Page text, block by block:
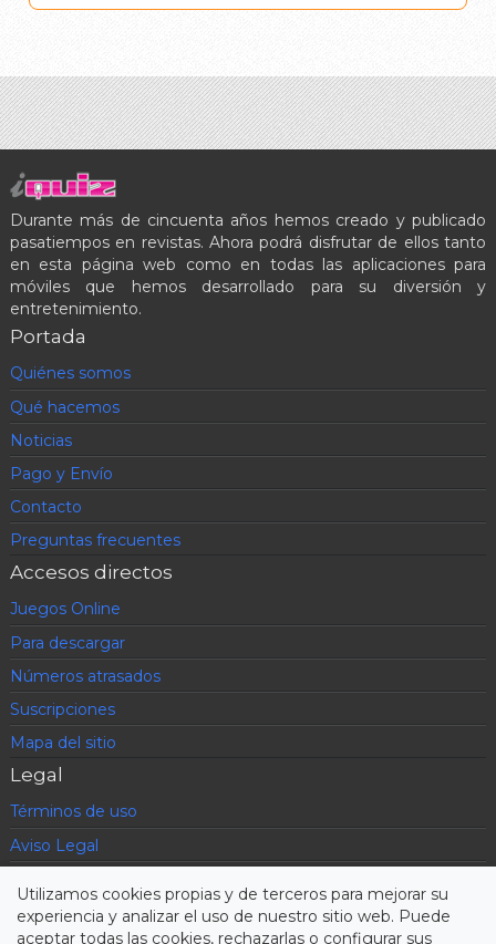
Durante más de cincuenta años hemos creado y publicado
pasatiempos en revistas. Ahora podrá disfrutar de ellos tanto
en esta página web como en todas las aplicaciones para
móviles que hemos desarrollado para su diversión y
entretenimiento.
Portada
Quiénes somos
Qué hacemos
Noticias
Pago y Envío
Contacto
Preguntas frecuentes
Accesos directos
Juegos Online
Para descargar
Números atrasados
Suscripciones
Mapa del sitio
Legal
Términos de uso
Aviso Legal
Condiciones contratación
Utilizamos cookies propias y de terceros para mejorar su
experiencia y analizar el uso de nuestro sitio web. Puede
aceptar todas las cookies, rechazarlas o configurar sus